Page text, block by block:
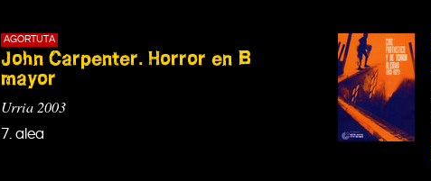
AGORTUTA
John Carpenter. Horror en B
mayor
Urria 2003
7. alea